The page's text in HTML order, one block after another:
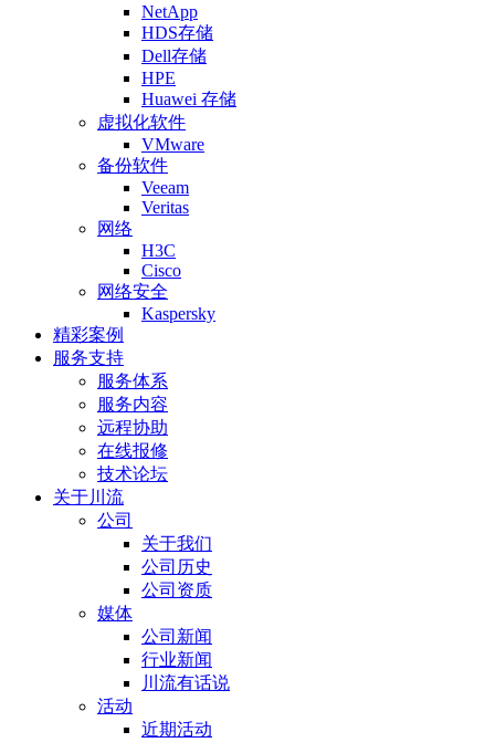
NetApp
HDS存储
Dell存储
HPE
Huawei 存储
虚拟化软件
VMware
备份软件
Veeam
Veritas
网络
H3C
Cisco
网络安全
Kaspersky
精彩案例
服务支持
服务体系
服务内容
远程协助
在线报修
技术论坛
关于川流
公司
关于我们
公司历史
公司资质
媒体
公司新闻
行业新闻
川流有话说
活动
近期活动